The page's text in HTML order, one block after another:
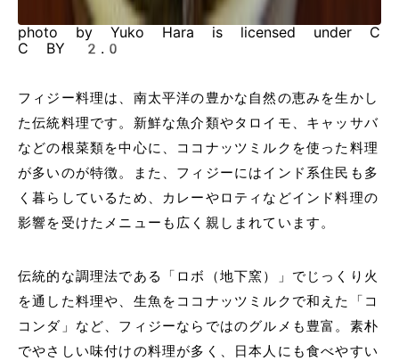
photo by Yuko Hara is licensed under C
C BY 2.0
フィジー料理は、南太平洋の豊かな自然の恵みを生かし
た伝統料理です。新鮮な魚介類やタロイモ、キャッサバ
などの根菜類を中心に、ココナッツミルクを使った料理
が多いのが特徴。また、フィジーにはインド系住民も多
く暮らしているため、カレーやロティなどインド料理の
影響を受けたメニューも広く親しまれています。
伝統的な調理法である「ロボ（地下窯）」でじっくり火
を通した料理や、生魚をココナッツミルクで和えた「コ
コンダ」など、フィジーならではのグルメも豊富。素朴
でやさしい味付けの料理が多く、日本人にも食べやすい